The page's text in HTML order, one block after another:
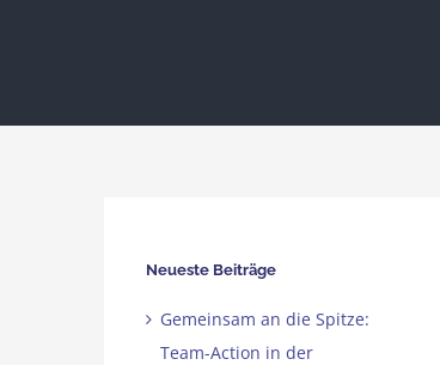
Neueste Beiträge
Gemeinsam an die Spitze:
Team-Action in der